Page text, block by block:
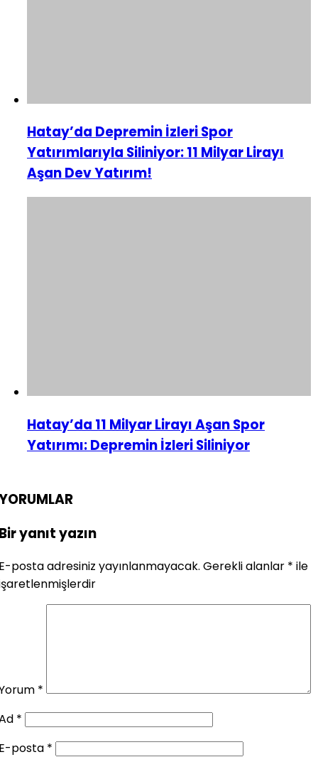
Hatay’da Depremin İzleri Spor
Yatırımlarıyla Siliniyor: 11 Milyar Lirayı
Aşan Dev Yatırım!
Hatay’da 11 Milyar Lirayı Aşan Spor
Yatırımı: Depremin İzleri Siliniyor
yanıt yazın
posta adresiniz yayınlanmayacak. Gerekli alanlar * ile
*
*
posta *